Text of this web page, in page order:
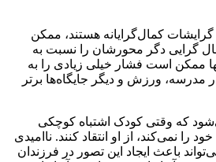
گرایشات کمال‌گرایانه هستند، ممکن
گرایی دگر محورشان را نسبت به
ممکن است فشار خیلی زیادی را به
مدرسه، ورزش و دیگر جایگاه‌ها برتر
که وقتی کودک اشتباه کوچکی
تلاش خود را نمی‌کند، از او انتقاد کنند. ناامیدی
باعث ایجاد این تصور در فرزندان